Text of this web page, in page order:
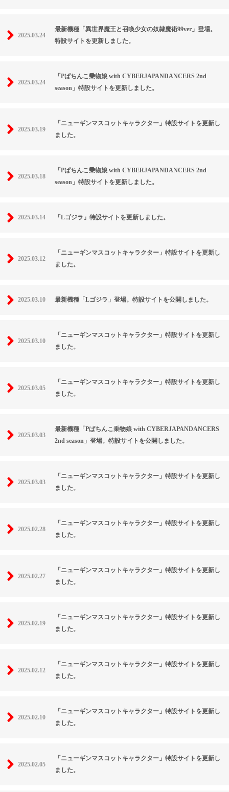
2025.03.24
最新機種「異世界魔王と召喚少女の奴隷魔術99ver」登場。
特設サイトを更新しました。
2025.03.24
「Pぱちんこ乗物娘 with CYBERJAPANDANCERS 2nd
season」特設サイトを更新しました。
2025.03.19
「ニューギンマスコットキャラクター」特設サイトを更新し
ました。
2025.03.18
「Pぱちんこ乗物娘 with CYBERJAPANDANCERS 2nd
season」特設サイトを更新しました。
2025.03.14 「Lゴジラ」特設サイトを更新しました。
2025.03.12
「ニューギンマスコットキャラクター」特設サイトを更新し
ました。
2025.03.10 最新機種「Lゴジラ」登場。特設サイトを公開しました。
2025.03.10
「ニューギンマスコットキャラクター」特設サイトを更新し
ました。
2025.03.05
「ニューギンマスコットキャラクター」特設サイトを更新し
ました。
2025.03.03
最新機種「Pぱちんこ乗物娘 with CYBERJAPANDANCERS
2nd season」登場。特設サイトを公開しました。
2025.03.03
「ニューギンマスコットキャラクター」特設サイトを更新し
ました。
2025.02.28
「ニューギンマスコットキャラクター」特設サイトを更新し
ました。
2025.02.27
「ニューギンマスコットキャラクター」特設サイトを更新し
ました。
2025.02.19
「ニューギンマスコットキャラクター」特設サイトを更新し
ました。
2025.02.12
「ニューギンマスコットキャラクター」特設サイトを更新し
ました。
2025.02.10
「ニューギンマスコットキャラクター」特設サイトを更新し
ました。
2025.02.05
「ニューギンマスコットキャラクター」特設サイトを更新し
ました。